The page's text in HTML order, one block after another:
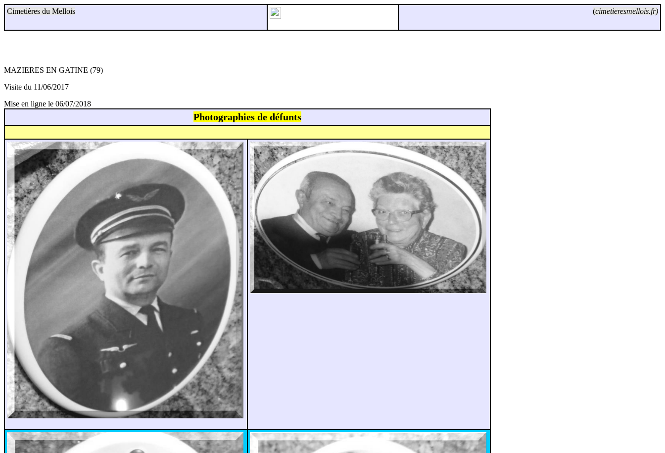
Cimetières du Mellois (cimetieresmellois.fr)
MAZIERES EN GATINE (79)
Visite du 11/06/2017
Mise en ligne le 06/07/2018
Photographies de défunts